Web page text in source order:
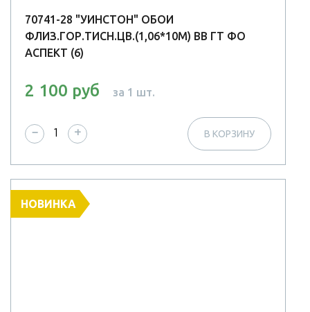
70741-28 "УИНСТОН" ОБОИ
ФЛИЗ.ГОР.ТИСН.ЦВ.(1,06*10М) ВВ ГТ ФО
АСПЕКТ (6)
2 100 руб за 1 шт.
− + В КОРЗИНУ
НОВИНКА